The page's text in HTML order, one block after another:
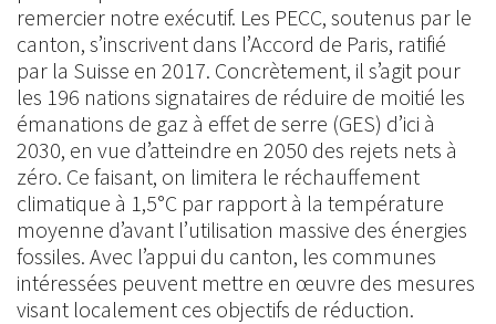
remercier notre exécutif. Les PECC, soutenus par le
canton, s’inscrivent dans l’Accord de Paris, ratifié
par la Suisse en 2017. Concrètement, il s’agit pour
les 196 nations signataires de réduire de moitié les
émanations de gaz à effet de serre (GES) d’ici à
2030, en vue d’atteindre en 2050 des rejets nets à
zéro. Ce faisant, on limitera le réchauffement
climatique à 1,5°C par rapport à la température
moyenne d’avant l’utilisation massive des énergies
fossiles. Avec l’appui du canton, les communes
intéressées peuvent mettre en œuvre des mesures
visant localement ces objectifs de réduction.